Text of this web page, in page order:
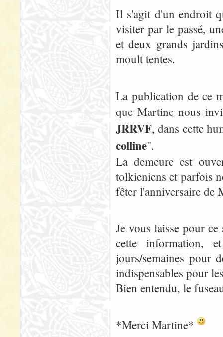
Il s'agit d'un endroit
visiter par le passé,
et deux grands
moult tentes.
La publication de ce
que Martine nous
JRRVF, dans cette
colline".
La demeure est
tolkieniens et parfois
fêter l'anniversaire de
Je vous laisse pour
cette information,
jours/semaines pour
indispensables pour
Bien entendu, le
*Merci Martine*